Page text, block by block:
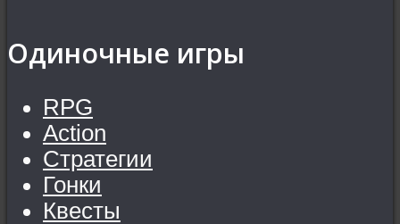
Одиночные игры
RPG
Action
Стратегии
Гонки
Квесты